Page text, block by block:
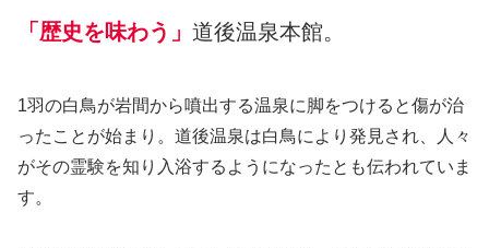
「歴史を味わう」 道後温泉本館。
1羽の白鳥が岩間から噴出する温泉に脚をつけると傷が治
ったことが始まり。道後温泉は白鳥により発見され、人々
がその霊験を知り入浴するようになったとも伝われていま
す。